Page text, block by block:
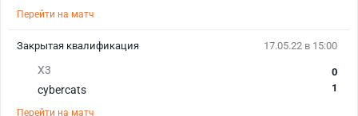
Перейти на матч
17.05.22 в 15:00
X3
cybercats
0
1
Перейти на матч
Закрытая квалификация